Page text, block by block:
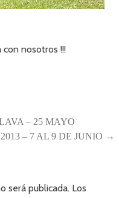
nosotros !!!
– 25 MAYO
– 7 AL 9 DE JUNIO →
será publicada. Los